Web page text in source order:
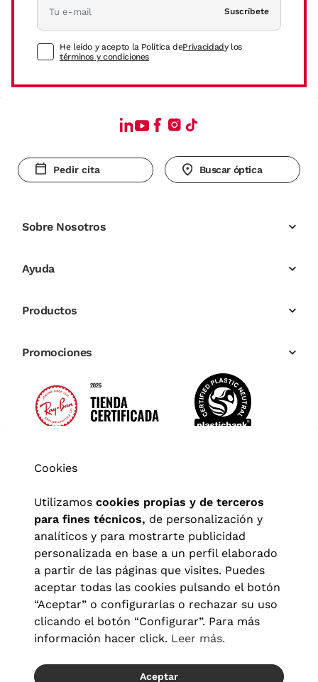
Suscríbete
He leído y acepto la Política dePrivacidady los
términos y condiciones
Pedir cita Buscar óptica
Sobre Nosotros
Ayuda
Productos
Promociones
Aviso legal| Política de privacidad Términos y condiciones
Política de cookies|Configuración de cookies
Cookies
Utilizamos cookies propias y de terceros
para fines técnicos, de personalización y
analíticos y para mostrarte publicidad
personalizada en base a un perfil elaborado
a partir de las páginas que visites. Puedes
aceptar todas las cookies pulsando el botón
“Aceptar” o configurarlas o rechazar su uso
clicando el botón “Configurar”. Para más
información hacer click. Leer más.
Aceptar